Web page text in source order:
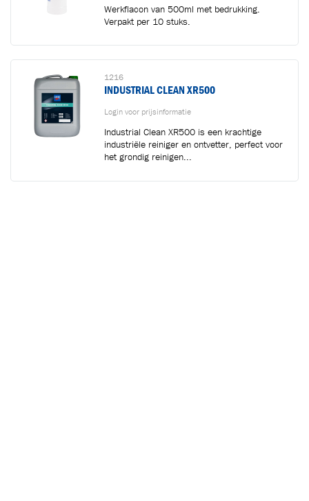
Werkflacon van 500ml met bedrukking.
Verpakt per 10 stuks.
1216
INDUSTRIAL CLEAN XR500
Login voor prijsinformatie
Industrial Clean XR500 is een krachtige
industriële reiniger en ontvetter, perfect voor
het grondig reinigen...